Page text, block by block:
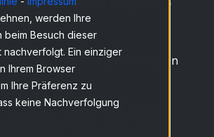
werden Ihre
beim Besuch dieser
nachverfolgt. Ein einziger
Ihrem Browser
Ihre Präferenz zu
keine Nachverfolgung
View können Sie Fragen wie
Außenkampagne den erwarteten
meiner Zielgruppe
erreicht und wie oft?